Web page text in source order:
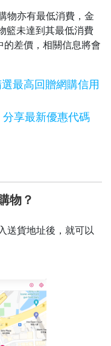
物亦有最低消費，金
籃未達到其最低消費
差價，相關信息將會
最高回贈網購信用
分享最新優惠代碼
物？
送貨地址後，就可以